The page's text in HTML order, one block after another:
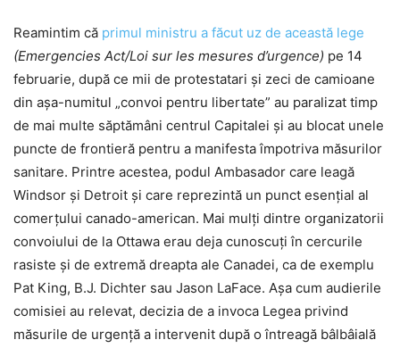
Reamintim că primul ministru a făcut uz de această lege
(Emergencies Act/Loi sur les mesures d’urgence) pe 14
februarie, după ce mii de protestatari și zeci de camioane
din așa-numitul „convoi pentru libertate” au paralizat timp
de mai multe săptămâni centrul Capitalei și au blocat unele
puncte de frontieră pentru a manifesta împotriva măsurilor
sanitare. Printre acestea, podul Ambasador care leagă
Windsor și Detroit și care reprezintă un punct esențial al
comerțului canado-american. Mai mulți dintre organizatorii
convoiului de la Ottawa erau deja cunoscuți în cercurile
rasiste și de extremă dreapta ale Canadei, ca de exemplu
Pat King, B.J. Dichter sau Jason LaFace. Așa cum audierile
comisiei au relevat, decizia de a invoca Legea privind
măsurile de urgență a intervenit după o întreagă bâlbâială